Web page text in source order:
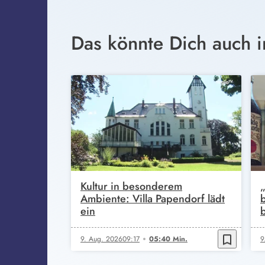
Das könnte Dich auch
Kultur in besonderem
Ambiente: Villa Papendorf lädt
ein
9. Aug. 202609:17 05:40 Min. bookmark_border